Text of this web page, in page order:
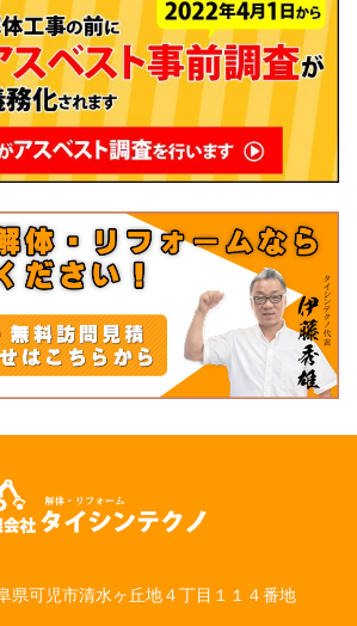
県可児市清水ヶ丘地４丁目１１４番地